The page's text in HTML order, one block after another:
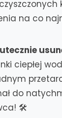
na co
ciepłej
do
🛠️